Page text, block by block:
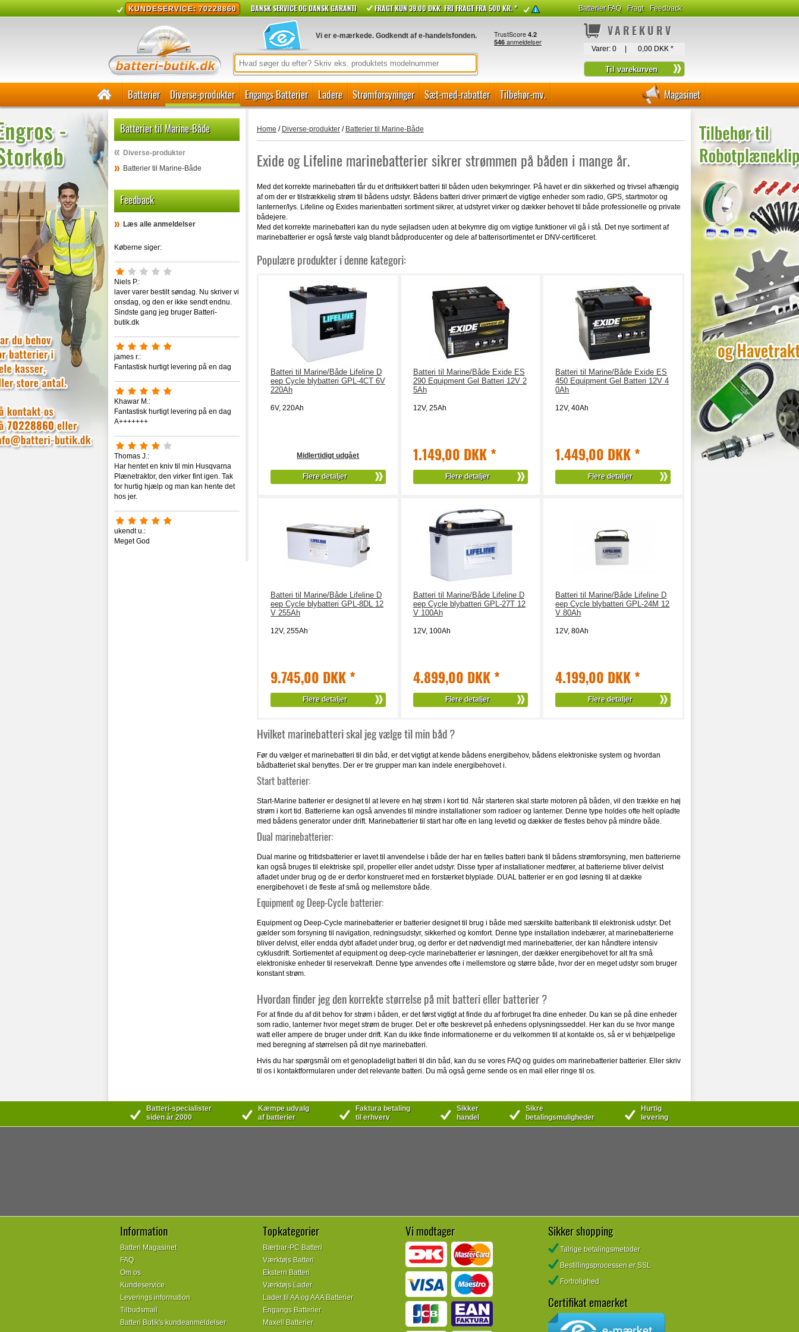
KUNDESERVICE: 70228860 DANSK SERVICE OG DANSK GARANTI FRAGT KUN 39.00 DKK. FRI FRAGT FRA 500 KR. * Batterier FAQ Fragt Feedback
Vi er e-mærkede. Godkendt af e-handelsfonden. VAREKURV
Varer: 0 0,00 DKK *
Batterier Diverse-produkter Engangs Batterier Ladere Strømforsyninger Sæt-med-rabatter Tilbehør-mv. Magasinet
Batterier til Marine-Både
Diverse-produkter
Batterier til Marine-Både
Feedback
Læs alle anmeldelser
Køberne siger:
Niels P.:
laver varer bestilt søndag. Nu skriver vi
onsdag, og den er ikke sendt endnu.
Sindste gang jeg bruger Batteri-
butik.dk
james r.:
Fantastisk hurtigt levering på en dag
Khawar M.:
Fantastisk hurtigt levering på en dag
A+++++++
Thomas J.:
Har hentet en kniv til min Husqvarna
Plænetraktor, den virker fint igen. Tak
for hurtig hjælp og man kan hente det
hos jer.
ukendt u.:
Meget God
Home / Diverse-produkter/ Batterier til Marine-Både
Exide og Lifeline marinebatterier sikrer strømmen på båden i mange år.
Med det korrekte marinebatteri får du et driftsikkert batteri til båden uden bekymringer. På havet er din sikkerhed og trivsel afhængig
af om der er tilstrækkelig strøm til bådens udstyr. Bådens batteri driver primært de vigtige enheder som radio, GPS, startmotor og
lanterner/lys. Lifeline og Exides marienbatteri sortiment sikrer, at udstyret virker og dækker behovet til både professionelle og private
bådejere.
Med det korrekte marinebatteri kan du nyde sejladsen uden at bekymre dig om vigtige funktioner vil gå i stå. Det nye sortiment af
marinebatterier er også første valg blandt bådproducenter og dele af batterisortimentet er DNV-certificeret.
Populære produkter i denne kategori:
Batteri til Marine/Både Lifeline D
eep Cycle blybatteri GPL-4CT 6V
220Ah
6V, 220Ah
Midlertidigt udgået
Flere detaljer
Batteri til Marine/Både Exide ES
290 Equipment Gel Batteri 12V 2
5Ah
12V, 25Ah
1.149,00 DKK *
Flere detaljer
Batteri til Marine/Både Exide ES
450 Equipment Gel Batteri 12V 4
0Ah
12V, 40Ah
1.449,00 DKK *
Flere detaljer
Batteri til Marine/Både Lifeline D
eep Cycle blybatteri GPL-8DL 12
V 255Ah
12V, 255Ah
9.745,00 DKK *
Flere detaljer
Batteri til Marine/Både Lifeline D
eep Cycle blybatteri GPL-27T 12
V 100Ah
12V, 100Ah
4.899,00 DKK *
Flere detaljer
Batteri til Marine/Både Lifeline D
eep Cycle blybatteri GPL-24M 12
V 80Ah
12V, 80Ah
4.199,00 DKK *
Flere detaljer
Hvilket marinebatteri skal jeg vælge til min båd ?
Før du vælger et marinebatteri til din båd, er det vigtigt at kende bådens energibehov, bådens elektroniske system og hvordan
bådbatteriet skal benyttes. Der er tre grupper man kan indele energibehovet i.
Start batterier:
Start-Marine batterier er designet til at levere en høj strøm i kort tid. Når starteren skal starte motoren på båden, vil den trække en høj
strøm i kort tid. Batterierne kan også anvendes til mindre installationer som radioer og lanterner. Denne type holdes ofte helt opladte
med bådens generator under drift. Marinebatterier til start har ofte en lang levetid og dækker de flestes behov på mindre både.
Dual marinebatterier:
Dual marine og fritidsbatterier er lavet til anvendelse i både der har en fælles batteri bank til bådens strømforsyning, men batterierne
kan også bruges til elektriske spil, propeller eller andet udstyr. Disse typer af installationer medfører, at batterierne bliver delvist
afladet under brug og de er derfor konstrueret med en forstærket blyplade. DUAL batterier er en god løsning til at dække
energibehovet i de fleste af små og mellemstore både.
Equipment og Deep-Cycle batterier:
Equipment og Deep-Cycle marinebatterier er batterier designet til brug i både med særskilte batteribank til elektronisk udstyr. Det
gælder som forsyning til navigation, redningsudstyr, sikkerhed og komfort. Denne type installation indebærer, at marinebatterierne
bliver delvist, eller endda dybt afladet under brug, og derfor er det nødvendigt med marinebatterier, der kan håndtere intensiv
cyklusdrift. Sortiementet af equipment og deep-cycle marinebatterier er løsningen, der dækker energibehovet for alt fra små
elektroniske enheder til reservekraft. Denne type anvendes ofte i mellemstore og større både, hvor der en meget udstyr som bruger
konstant strøm.
Hvordan finder jeg den korrekte størrelse på mit batteri eller batterier ?
For at finde du af dit behov for strøm i båden, er det først vigtigt at finde du af forbruget fra dine enheder. Du kan se på dine enheder
som radio, lanterner hvor meget strøm de bruger. Det er ofte beskrevet på enhedens oplysningsseddel. Her kan du se hvor mange
watt eller ampere de bruger under drift. Kan du ikke finde informationerne er du velkommen til at kontakte os, så er vi behjælpelige
med beregning af størrelsen på dit nye marinebatteri.
Hvis du har spørgsmål om et genopladeligt batteri til din båd, kan du se vores FAQ og guides om marinebatterier batterier. Eller skriv
til os i kontaktformularen under det relevante batteri. Du må også gerne sende os en mail eller ringe til os.
Batteri-specialister
siden år 2000
Kæmpe udvalg
af batterier
Faktura betaling
til erhverv
Sikker
handel
Sikre
betalingsmuligheder
Hurtig
levering
Information
Batteri Magasinet
FAQ
Om os
Kundeservice
Leverings information
Tilbudsmail
Batteri Butik's kundeanmeldelser
Topkategorier
Bærbar-PC Batteri
Værktøjs Batteri
Ekstern Batteri
Værktøjs Lader
Lader til AA og AAA Batterier
Engangs Batterier
Maxell Batterier
Vi modtager Sikker shopping
Talrige betalingsmetoder
Bestillingsprocessen er SSL
Fortrolighed
Certifikat emaerket